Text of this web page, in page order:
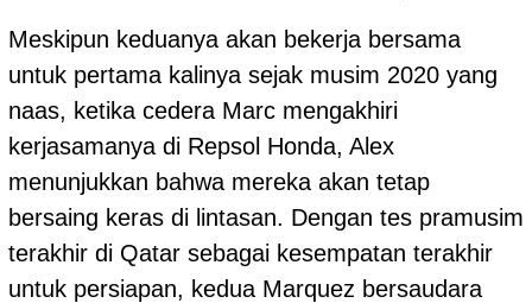
Meskipun keduanya akan bekerja bersama
untuk pertama kalinya sejak musim 2020 yang
naas, ketika cedera Marc mengakhiri
kerjasamanya di Repsol Honda, Alex
menunjukkan bahwa mereka akan tetap
bersaing keras di lintasan. Dengan tes pramusim
terakhir di Qatar sebagai kesempatan terakhir
untuk persiapan, kedua Marquez bersaudara